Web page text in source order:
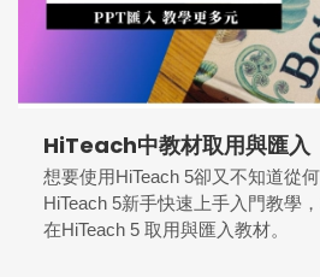
HiTeach中教材取用與匯入
想要使用HiTeach 5卻又不知道從
HiTeach 5新手快速上手入門教學
在HiTeach 5 取用與匯入教材。